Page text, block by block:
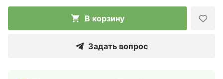
В корзину
Задать вопрос